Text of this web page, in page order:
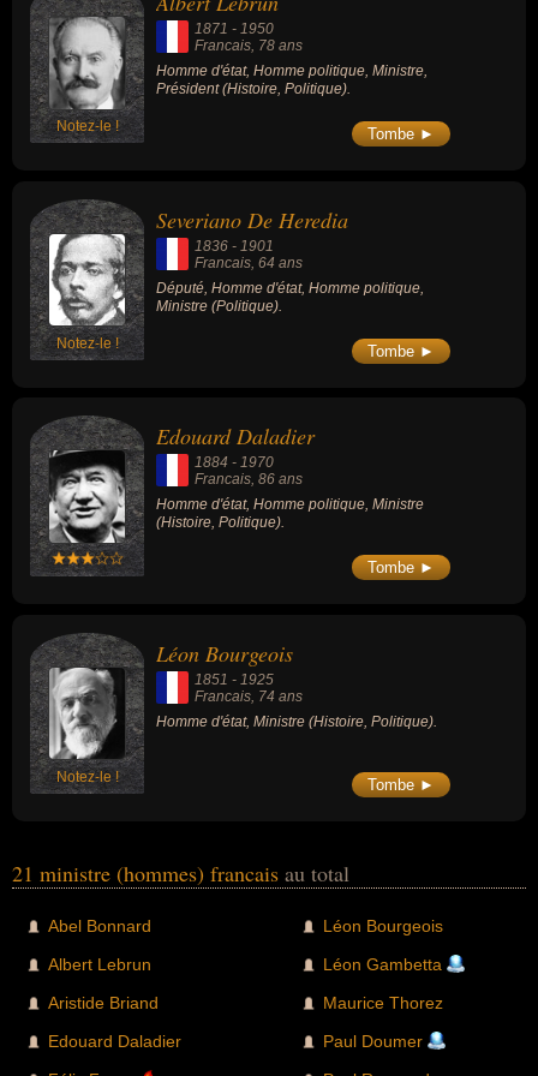
Notez-le !
1871 - 1950
Francais, 78 ans
Homme d'état, Homme politique, Ministre,
Président (Histoire, Politique).
Tombe ►
Notez-le !
Severiano De Heredia
1836 - 1901
Francais, 64 ans
Député, Homme d'état, Homme politique,
Ministre (Politique).
Tombe ►
Edouard Daladier
1884 - 1970
Francais, 86 ans
Homme d'état, Homme politique, Ministre
(Histoire, Politique).
Tombe ►
Notez-le !
Léon Bourgeois
1851 - 1925
Francais, 74 ans
Homme d'état, Ministre (Histoire, Politique).
Tombe ►
21 ministre (hommes) francais au total
Abel Bonnard
Albert Lebrun
Aristide Briand
Edouard Daladier
Léon Bourgeois
Léon Gambetta
Maurice Thorez
Paul Doumer